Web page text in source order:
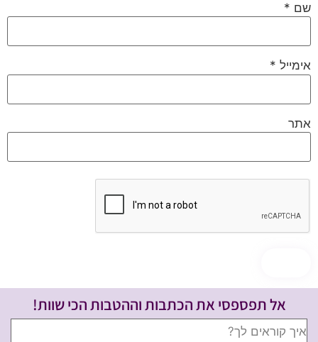
שם *
אימייל *
אתר
אל תפספסי את הכתבות וההטבות הכי שוות!